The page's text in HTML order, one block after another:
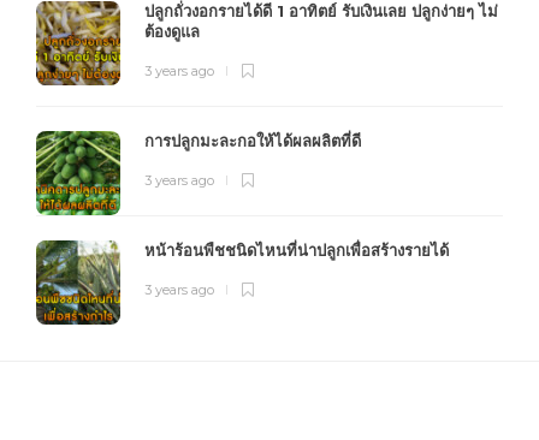
ปลูกถั่วงอกรายได้ดี 1 อาทิตย์ รับเงินเลย ปลูกง่ายๆ ไม่
ต้องดูแล
3 years ago
การปลูกมะละกอให้ได้ผลผลิตที่ดี
3 years ago
หน้าร้อนพืชชนิดไหนที่น่าปลูกเพื่อสร้างรายได้
3 years ago